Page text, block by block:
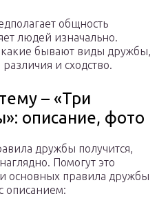
общность
людей изначально.
бывают виды дружбы,
и сходство.
– «Три
описание, фото
дружбы получится,
Помогут это
основных правила дружбы
описанием: